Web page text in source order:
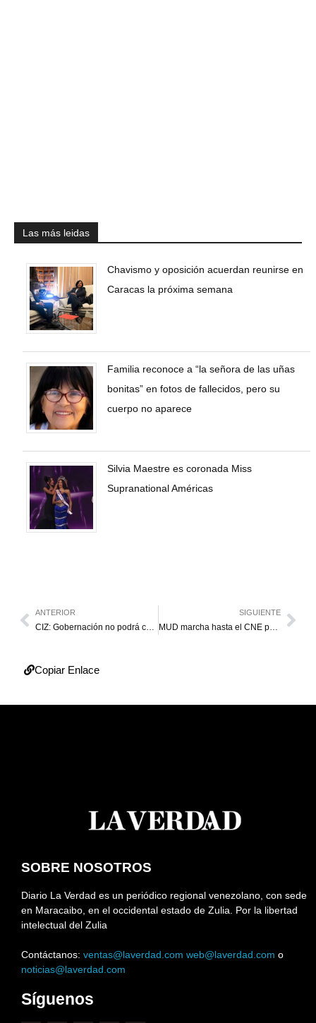
Las más leidas
Chavismo y oposición acuerdan reunirse en
Caracas la próxima semana
Familia reconoce a “la señora de las uñas
bonitas” en fotos de fallecidos, pero su
cuerpo no aparece
Silvia Maestre es coronada Miss
Supranational Américas
ANTERIOR
CIZ: Gobernación no podrá cumplir metas de la misión Vivienda
SIGUIENTE
MUD marcha hasta el CNE para exigir fecha de elecciones
Copiar Enlace
SOBRE NOSOTROS
Diario La Verdad es un periódico regional venezolano, con sede
en Maracaibo, en el occidental estado de Zulia. Por la libertad
intelectual del Zulia
Contáctanos: ventas@laverdad.com web@laverdad.com o
noticias@laverdad.com
Síguenos